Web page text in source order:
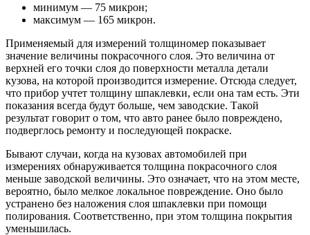
минимум — 75 микрон;
максимум — 165 микрон.
Применяемый для измерений толщиномер показывает
значение величины покрасочного слоя. Это величина от
верхней его точки слоя до поверхности металла детали
кузова, на которой производится измерение. Отсюда следует,
что прибор учтет толщину шпаклевки, если она там есть. Эти
показания всегда будут больше, чем заводские. Такой
результат говорит о том, что авто ранее было повреждено,
подверглось ремонту и последующей покраске.
Бывают случаи, когда на кузовах автомобилей при
измерениях обнаруживается толщина покрасочного слоя
меньше заводской величины. Это означает, что на этом месте,
вероятно, было мелкое локальное повреждение. Оно было
устранено без наложения слоя шпаклевки при помощи
полирования. Соответственно, при этом толщина покрытия
уменьшилась.